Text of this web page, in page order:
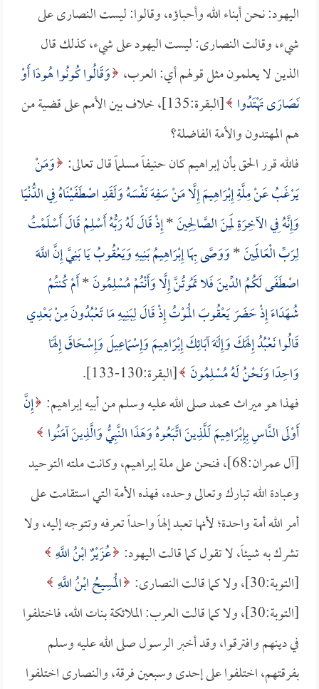
اليهود: نحن أبناء الله وأحباؤه، وقالوا: ليست النصارى على
شيء، وقالت النصارى: ليست اليهود على شيء، كذلك قال
الذين لا يعلمون مثل قولهم أي: العرب، وَقَالُوا كُونُوا هُودًا أَوْ
نَصَارَى تَهْتَدُوا
[البقرة:135]، خلاف بين الأمم على قضية من
هم المهتدون والأمة الفاضلة؟
فالله قرر الحق بأن إبراهيم كان حنيفاً مسلماً قال تعالى: وَمَنْ
يَرْغَبُ عَنْ مِلَّةِ إِبْرَاهِيمَ إِلَّا مَنْ سَفِهَ نَفْسَهُ وَلَقَدِ اصْطَفَيْنَاهُ فِي الدُّنْيَا
وَإِنَّهُ فِي الآخِرَةِ لَمِنَ الصَّالِحِينَ*إِذْ قَالَ لَهُ رَبُّهُ أَسْلِمْ قَالَ أَسْلَمْتُ
لِرَبِّ الْعَالَمِينَ*وَوَصَّى بِهَا إِبْرَاهِيمُ بَنِيهِ وَيَعْقُوبُ يَا بَنِيَّ إِنَّ اللَّهَ
اصْطَفَى لَكُمُ الدِّينَ فَلا تَمُوتُنَّ إِلَّا وَأَنْتُمْ مُسْلِمُونَ*أَمْ كُنتُمْ
شُهَدَاءَ إِذْ حَضَرَ يَعْقُوبَ الْمَوْتُ إِذْ قَالَ لِبَنِيهِ مَا تَعْبُدُونَ مِنْ بَعْدِي
قَالُوا نَعْبُدُ إِلَهَكَ وَإِلَهَ آبَائِكَ إِبْرَاهِيمَ وَإِسْمَاعِيلَ وَإِسْحَاقَ إِلَهًا
وَاحِدًا وَنَحْنُ لَهُ مُسْلِمُونَ [البقرة:130-133].
فهذا هو ميراث محمد صلى الله عليه وسلم من أبيه إبراهيم: إِنَّ
أَوْلَى النَّاسِ بِإِبْرَاهِيمَ لَلَّذِينَ اتَّبَعُوهُ وَهَذَا النَّبِيُّ وَالَّذِينَ آمَنُوا
[آل عمران:68]، فنحن على ملة إبراهيم، وكانت ملته التوحيد
وعبادة الله تبارك وتعالى وحده، فهذه الأمة التي استقامت على
أمر الله أمة واحدة؛ لأنها تعبد إلهاً واحداً تعرفه وتتوجه إليه، ولا
تشرك به شيئاً، لا تقول كما قالت اليهود: عُزَيْرٌ ابْنُ اللَّهِ
[التوبة:30]، ولا كما قالت النصارى:
الْمَسِيحُ ابْنُ اللَّهِ
[التوبة:30]، ولا كما قالت العرب: الملائكة بنات الله، فاختلفوا
في دينهم وافترقوا، وقد أخبر الرسول صلى الله عليه وسلم
بفرقتهم، اختلفوا على إحدى وسبعين فرقة، والنصارى اختلفوا